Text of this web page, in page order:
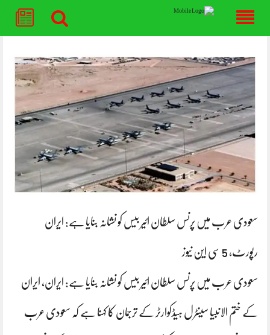
content
سعودی عرب میں پرنس سلطان ائیر بیس کو نشانہ بنایا ہے: ایران
رپورٹ، 5 سی این نیوز
سعودی عرب میں پرنس سلطان ائیر بیس کو نشانہ بنایا ہے: ایران، ایران
کے ختم الانبیا سینٹرل ہیڈکوارٹر کے ترجمان کا کہنا ہے کہ سعودی عرب